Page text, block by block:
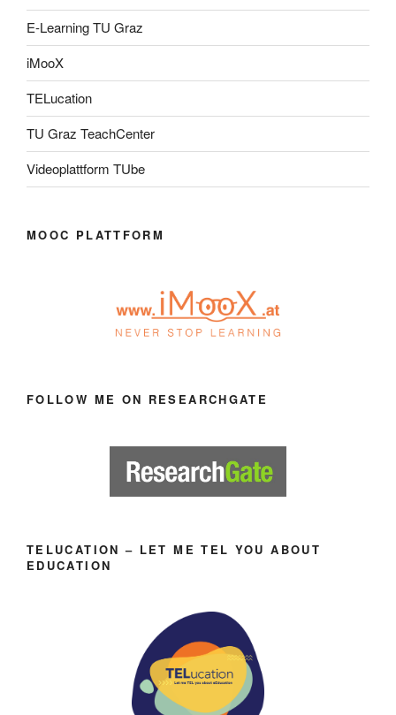
E-Learning TU Graz
iMooX
TELucation
TU Graz TeachCenter
Videoplattform TUbe
MOOC PLATTFORM
FOLLOW ME ON RESEARCHGATE
TELUCATION – LET ME TEL YOU ABOUT
EDUCATION